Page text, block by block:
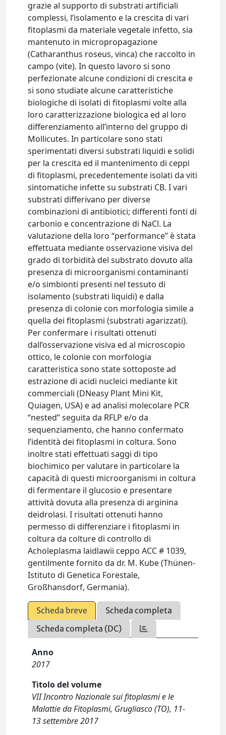
grazie al supporto di substrati artificiali
complessi, l’isolamento e la crescita di vari
fitoplasmi da materiale vegetale infetto, sia
mantenuto in micropropagazione
(Catharanthus roseus, vinca) che raccolto in
campo (vite). In questo lavoro si sono
perfezionate alcune condizioni di crescita e
si sono studiate alcune caratteristiche
biologiche di isolati di fitoplasmi volte alla
loro caratterizzazione biologica ed al loro
differenziamento all’interno del gruppo di
Mollicutes. In particolare sono stati
sperimentati diversi substrati liquidi e solidi
per la crescita ed il mantenimento di ceppi
di fitoplasmi, precedentemente isolati da viti
sintomatiche infette su substrati CB. I vari
substrati differivano per diverse
combinazioni di antibiotici; differenti fonti di
carbonio e concentrazione di NaCl. La
valutazione della loro “performance” è stata
effettuata mediante osservazione visiva del
grado di torbidità del substrato dovuto alla
presenza di microorganismi contaminanti
e/o simbionti presenti nel tessuto di
isolamento (substrati liquidi) e dalla
presenza di colonie con morfologia simile a
quella dei fitoplasmi (substrati agarizzati).
Per confermare i risultati ottenuti
dall’osservazione visiva ed al microscopio
ottico, le colonie con morfologia
caratteristica sono state sottoposte ad
estrazione di acidi nucleici mediante kit
commerciali (DNeasy Plant Mini Kit,
Quiagen, USA) e ad analisi molecolare PCR
“nested” seguita da RFLP e/o da
sequenziamento, che hanno confermato
l’identità dei fitoplasmi in coltura. Sono
inoltre stati effettuati saggi di tipo
biochimico per valutare in particolare la
capacità di questi microorganismi in coltura
di fermentare il glucosio e presentare
attività dovuta alla presenza di arginina
deidrolasi. I risultati ottenuti hanno
permesso di differenziare i fitoplasmi in
coltura da colture di controllo di
Acholeplasma laidlawii ceppo ACC # 1039,
gentilmente fornito da dr. M. Kube (Thünen-
Istituto di Genetica Forestale,
Großhansdorf, Germania).
Scheda breve
Scheda completa
Scheda completa (DC)
Anno
2017
Titolo del volume
VII Incontro Nazionale sui fitoplasmi e le
Malattie da Fitoplasmi, Grugliasco (TO), 11-
13 settembre 2017